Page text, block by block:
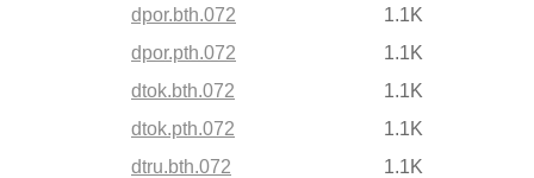
dpor.bth.072
1.1K
dpor.pth.072
1.1K
dtok.bth.072
1.1K
dtok.pth.072
1.1K
dtru.bth.072
1.1K